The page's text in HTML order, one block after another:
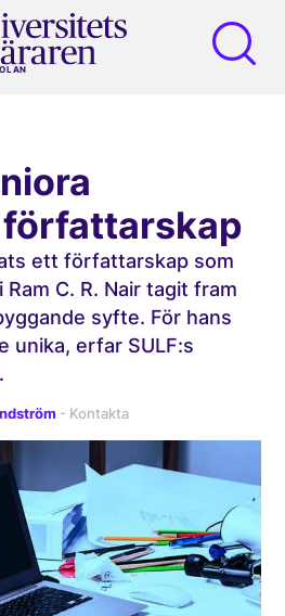
ett författarskap som
C. R. Nair tagit fram
syfte. För hans
unika, erfar SULF:s